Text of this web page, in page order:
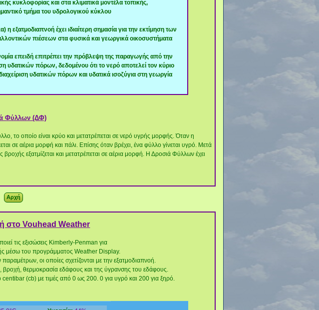
κυκλοφορίας και στα κλιματικά μοντέλα τοπικής,
τμήμα του υδρολογικού κύκλου
εξατμοδιαπνοή έχει ιδιαίτερη σημασία για την εκτίμηση των
πιέσεων στα φυσικά και γεωργικά οικοσυστήματα
επειδή επιτρέπει την πρόβλεψη της παραγωγής από την
υδατικών πόρων, δεδομένου ότι το νερό αποτελεί τον κύριο
υδατικών πόρων και υδατικά ισοζύγια στη γεωργία
Φύλλων (ΔΦ)
το οποίο είναι κρύο και μετατρέπεται σε νερό υγρής μορφής. Όταν η
σε αέρια μορφή και πάλι. Επίσης όταν βρέχει, ένα φύλλο γίνεται υγρό. Μετά
εξατμίζεται και μετατρέπεται σε αέρια μορφή. Η Δροσιά Φύλλων έχει
στο Vouhead Weather
τις εξισώσεις Kimberly-Penman για
μέσω του προγράμματος Weather Display.
οι οποίες σχετίζονται με την εξατμοδιαπνοή.
θερμοκρασία εδάφους και της ύγρανσης του εδάφους.
(cb) με τιμές από 0 ως 200. 0 για υγρό και 200 για ξηρό.